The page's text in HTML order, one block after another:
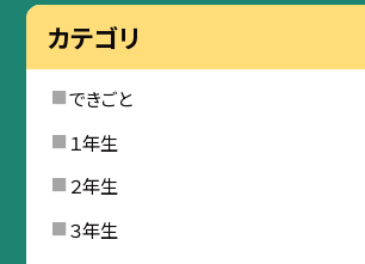
カテゴリ
できごと
１年生
２年生
３年生